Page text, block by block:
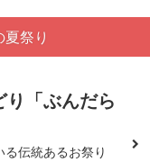
祭り
「ぶんだら
伝統あるお祭り